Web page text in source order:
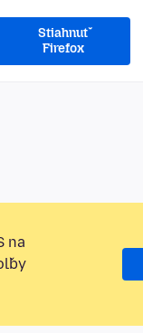
Stiahnuť
Firefox
na